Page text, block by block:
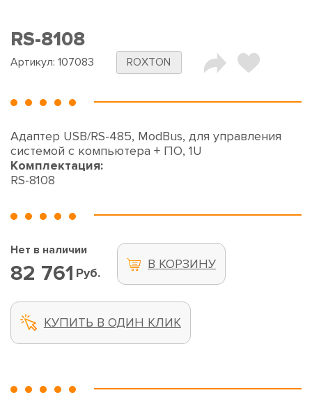
RS-8108
Артикул: 107083 ROXTON
Адаптер USB/RS-485, ModBus, для управления
системой с компьютера + ПО, 1U
Комплектация:
RS-8108
Нет в наличии
82 761 Руб.
В КОРЗИНУ
КУПИТЬ В ОДИН КЛИК